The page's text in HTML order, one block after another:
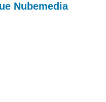
Nubemedia